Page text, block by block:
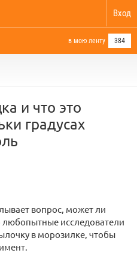
Вход
в мою ленту 384
и что это
градусах
вопрос, может ли
любопытные исследователи
в морозилке, чтобы